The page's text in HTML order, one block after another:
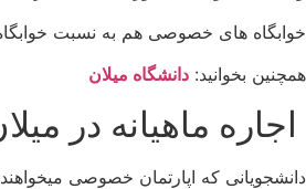
خوابگاه های خصوصی هم به نسبت خوابگاه های دولتی گران ترند و
همچنین بخوانید: دانشگاه میلان
اجاره ماهیانه در
دانشجویانی که اپارتمان خصوصی